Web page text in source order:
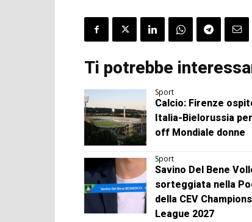
Ti potrebbe
Sport
Calcio: Firenze
Italia-Bielorussia
off Mondiale donne
Sport
Savino Del Bene
sorteggiata nella
della CEV Champions
League 2027